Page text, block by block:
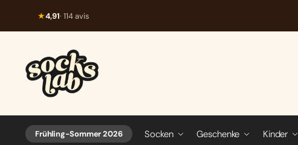
★4,91· 114 avis
Frühling-Sommer 2026 Socken Geschenke Kinder